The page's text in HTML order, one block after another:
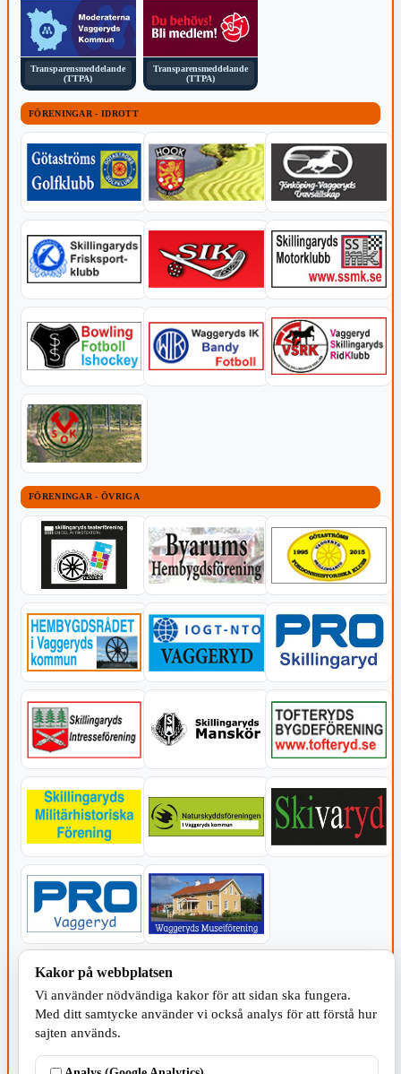
Transparensmeddelande
(TTPA)
Transparensmeddelande
(TTPA)
FÖRENINGAR - IDROTT
FÖRENINGAR - ÖVRIGA
KOMMUNEN
Kakor på webbplatsen
Vi använder nödvändiga kakor för att sidan ska fungera.
Med ditt samtycke använder vi också analys för att förstå hur
sajten används.